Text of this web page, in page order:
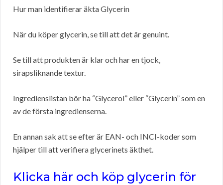
Hur man identifierar äkta Glycerin
När du köper glycerin, se till att det är genuint.
Se till att produkten är klar och har en tjock,
sirapsliknande textur.
Ingredienslistan bör ha “Glycerol” eller “Glycerin” som en
av de första ingredienserna.
En annan sak att se efter är EAN- och INCI-koder som
hjälper till att verifiera glycerinets äkthet.
Klicka här och köp glycerin för